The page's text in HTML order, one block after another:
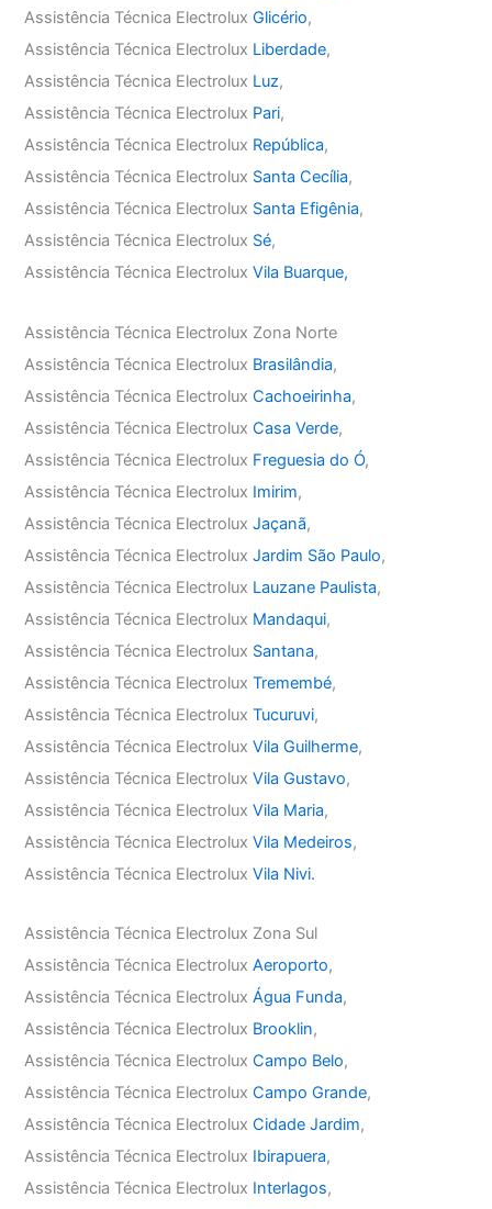
Assistência Técnica ElectroluxGlicério,
Assistência Técnica Electrolux Liberdade,
Assistência Técnica Electrolux Luz,
Assistência Técnica Electrolux Pari,
Assistência Técnica Electrolux República,
Assistência Técnica Electrolux Santa Cecília,
Assistência Técnica Electrolux Santa Efigênia,
Assistência Técnica Electrolux Sé,
Assistência Técnica ElectroluxVila Buarque,
Assistência Técnica Electrolux Zona Norte
Assistência Técnica Electrolux Brasilândia,
Assistência Técnica ElectroluxCachoeirinha,
Assistência Técnica ElectroluxCasa Verde,
Assistência Técnica Electrolux Freguesia do Ó,
Assistência Técnica Electrolux Imirim,
Assistência Técnica ElectroluxJaçanã,
Assistência Técnica ElectroluxJardim São Paulo,
Assistência Técnica Electrolux Lauzane Paulista,
Assistência Técnica Electrolux Mandaqui,
Assistência Técnica Electrolux Santana,
Assistência Técnica ElectroluxTremembé,
Assistência Técnica ElectroluxTucuruvi,
Assistência Técnica ElectroluxVila Guilherme,
Assistência Técnica ElectroluxVila Gustavo,
Assistência Técnica ElectroluxVila Maria,
Assistência Técnica ElectroluxVila Medeiros,
Assistência Técnica ElectroluxVila Nivi.
Assistência Técnica Electrolux Zona Sul
Assistência Técnica ElectroluxAeroporto,
Assistência Técnica ElectroluxÁgua Funda,
Assistência Técnica Electrolux Brooklin,
Assistência Técnica ElectroluxCampo Belo,
Assistência Técnica ElectroluxCampo Grande,
Assistência Técnica ElectroluxCidade Jardim,
Assistência Técnica Electrolux Ibirapuera,
Assistência Técnica Electrolux Interlagos,